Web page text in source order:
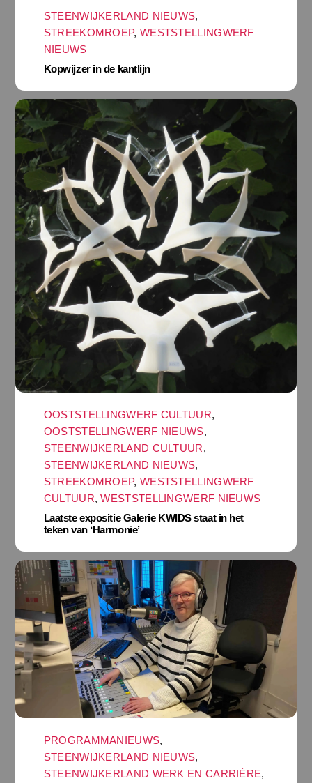
STEENWIJKERLAND NIEUWS,
STREEKOMROEP, WESTSTELLINGWERF
NIEUWS
Kopwijzer in de kantlijn
OOSTSTELLINGWERF CULTUUR,
OOSTSTELLINGWERF NIEUWS,
STEENWIJKERLAND CULTUUR,
STEENWIJKERLAND NIEUWS,
STREEKOMROEP, WESTSTELLINGWERF
CULTUUR,WESTSTELLINGWERF NIEUWS
Laatste expositie Galerie KWIDS staat in het
teken van ‘Harmonie’
PROGRAMMANIEUWS,
STEENWIJKERLAND NIEUWS,
STEENWIJKERLAND WERK EN CARRIÈRE,